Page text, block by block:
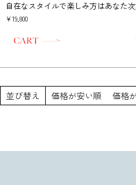
自在なスタイルで楽しみ方はあなた次
¥19,800
並び替え 価格が安い順 価格